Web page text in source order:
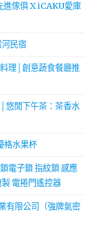
進傢俱 X iCAKU愛庫
民宿
理│創意蔬食餐廳推
悠閒下午茶：茶香水
格水果杯
電子鎖 指紋鎖 感應
電捲門遙控器
有限公司（強牌氣密